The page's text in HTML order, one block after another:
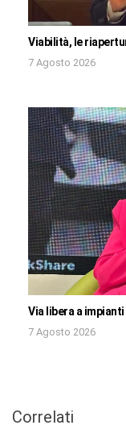
Viabilità, le
7 Agosto 2026
Via libera a
7 Agosto 2026
Correlati